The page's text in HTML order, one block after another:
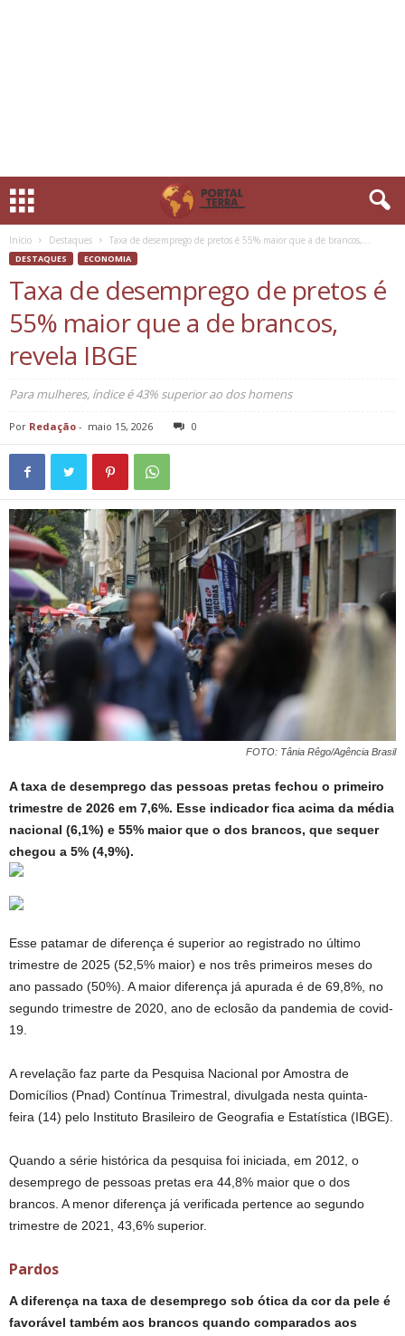
Início Destaques Taxa de desemprego de pretos é 55% maior que a de brancos,...
DESTAQUES ECONOMIA
Taxa de desemprego de pretos é
55% maior que a de brancos,
revela IBGE
Para mulheres, índice é 43% superior ao dos homens
Por Redação - maio 15, 2026 0
FOTO: Tânia Rêgo/Agência Brasil
A taxa de desemprego das pessoas pretas fechou o primeiro
trimestre de 2026 em 7,6%. Esse indicador fica acima da média
nacional (6,1%) e 55% maior que o dos brancos, que sequer
chegou a 5% (4,9%).
Esse patamar de diferença é superior ao registrado no último
trimestre de 2025 (52,5% maior) e nos três primeiros meses do
ano passado (50%). A maior diferença já apurada é de 69,8%, no
segundo trimestre de 2020, ano de eclosão da pandemia de covid-
19.
A revelação faz parte da Pesquisa Nacional por Amostra de
Domicílios (Pnad) Contínua Trimestral, divulgada nesta quinta-
feira (14) pelo Instituto Brasileiro de Geografia e Estatística (IBGE).
Quando a série histórica da pesquisa foi iniciada, em 2012, o
desemprego de pessoas pretas era 44,8% maior que o dos
brancos. A menor diferença já verificada pertence ao segundo
trimestre de 2021, 43,6% superior.
Pardos
A diferença na taxa de desemprego sob ótica da cor da pele é
favorável também aos brancos quando comparados aos